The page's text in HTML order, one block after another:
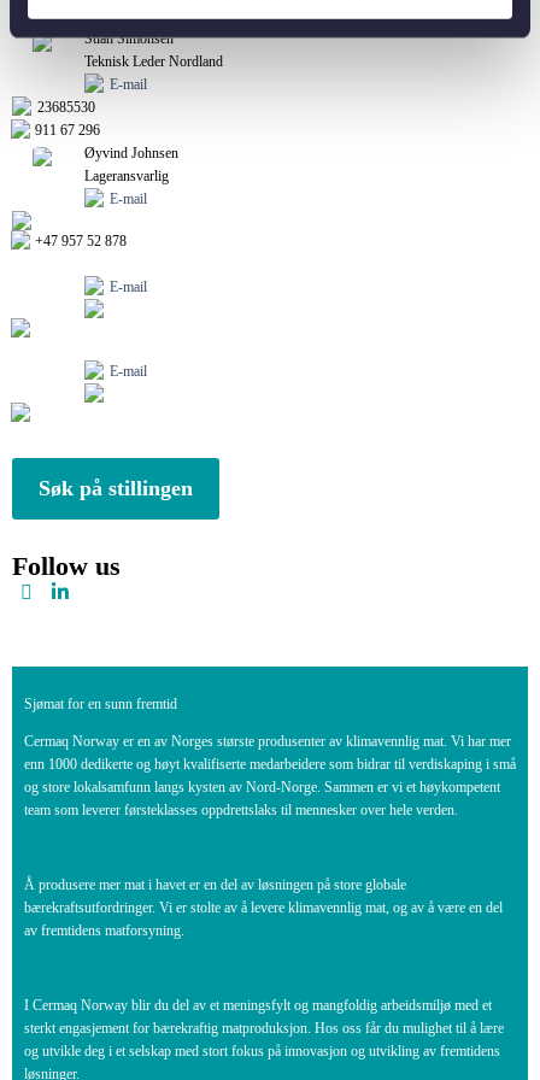
Contact
Stian Simonsen
Teknisk Leder Nordland
E-mail
23685530
911 67 296
Øyvind Johnsen
Lageransvarlig
E-mail
+47 957 52 878
E-mail
E-mail
Follow us
Sjømat for en sunn fremtid
Cermaq Norway er en av Norges største produsenter av klimavennlig mat. Vi har mer
enn 1000 dedikerte og høyt kvalifiserte medarbeidere som bidrar til verdiskaping i små
og store lokalsamfunn langs kysten av Nord-Norge. Sammen er vi et høykompetent
team som leverer førsteklasses oppdrettslaks til mennesker over hele verden.
Å produsere mer mat i havet er en del av løsningen på store globale
bærekraftsutfordringer. Vi er stolte av å levere klimavennlig mat, og av å være en del
av fremtidens matforsyning.
I Cermaq Norway blir du del av et meningsfylt og mangfoldig arbeidsmiljø med et
sterkt engasjement for bærekraftig matproduksjon. Hos oss får du mulighet til å lære
og utvikle deg i et selskap med stort fokus på innovasjon og utvikling av fremtidens
løsninger.